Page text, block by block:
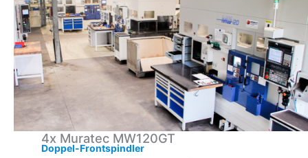
4x Muratec MW120GT
Doppel-Frontspindler